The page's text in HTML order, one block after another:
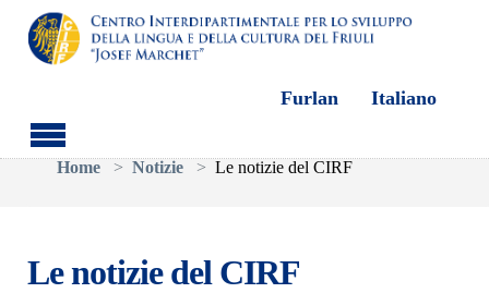
Skip to main content
Furlan Italiano
You are here:
Home
Notizie Le notizie del CIRF
Le notizie del CIRF